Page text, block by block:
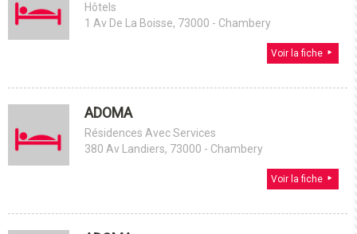
Hôtels
1 Av De La Boisse, 73000 - Chambery
Voir la fiche
ADOMA
Résidences Avec Services
380 Av Landiers, 73000 - Chambery
Voir la fiche